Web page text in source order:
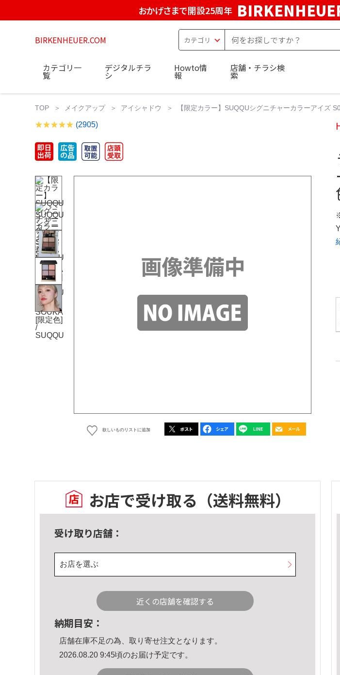
おかげさまで開設25周年
BIRKENHEUER.COM
カテゴリ一
覧
デジタルチラ
シ
Howto情
報
店舗・チラシ検
索
TOP メイクアップ アイシャドウ 【限定カラー】SUQQUシグニチャーカラーアイズ
(2905)
欲しいものリストに追加
お店で受け取る （送料無料）
受け取り店舗：
お店を選ぶ
近くの店舗を確認する
納期目安：
店舗在庫不足の為、取り寄せ注文となります。
2026.08.20 9:45頃のお届け予定です。